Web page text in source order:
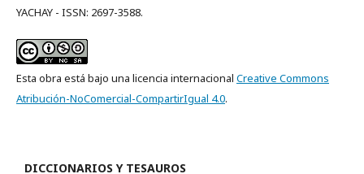
YACHAY - ISSN: 2697-3588.
Esta obra está bajo una licencia internacional Creative Commons
Atribución-NoComercial-CompartirIgual 4.0.
DICCIONARIOS Y TESAUROS